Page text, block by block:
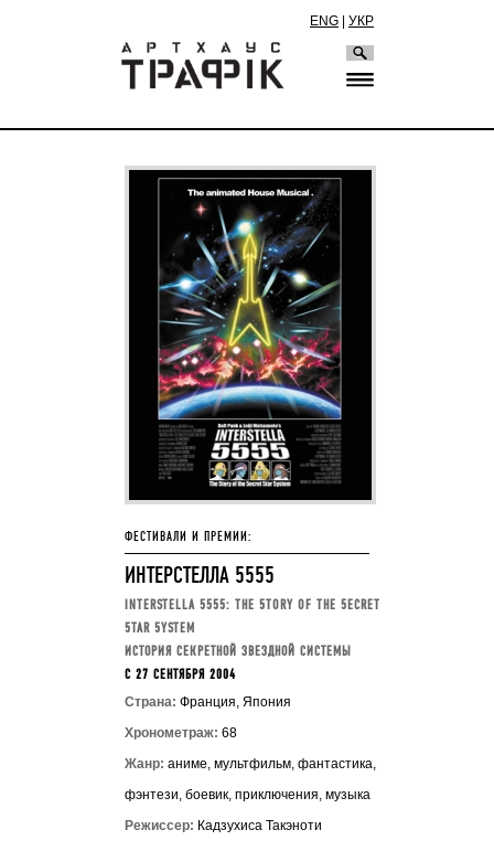
ENG УКР
ФЕСТИВАЛИ И ПРЕМИИ:
ИНТЕРСТЕЛЛА 5555
INTERSTELLA 5555: THE 5TORY OF THE 5ECRET
5TAR 5YSTEM
ИСТОРИЯ СЕКРЕТНОЙ ЗВЕЗДНОЙ СИСТЕМЫ
C 27 СЕНТЯБРЯ 2004
Страна: Франция, Япония
Хронометраж: 68
Жанр: аниме, мультфильм, фантастика,
фэнтези, боевик, приключения, музыка
Режиссер: Кадзухиса Такэноти